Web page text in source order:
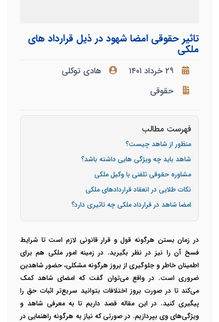
تاثیر حقوقی امضا شهود در ذیل قرارداد های
ملکی
۲۹ خرداد ۱۴۰۱
هادی توکلی
حقوقی
فهرست مطالب
منظور از شاهد چیست؟
شاهد باید چه ویژگی هایی داشته باشد؟
مشاوره حقوقی تلفنی با وکیل ملکی
نکات طلایی در انعقاد قراردادهای ملکی
امضا شاهد در قرارداد ملکی چه تاثیری دارد؟
در زمان بستن هرگونه قول و قرار قانونی لازم است تا شرایط
فسخ آن را نیز در نظر بگیرید. در زمینه امور ملکی هم برای
اطمینان خاطر و جلوگیری از بروز هرگونه مشکلی، حضور شاهدین
ضروری است. در واقع می‌توان گفت که امضای شاهد کمک
می‌کند تا در صورت بروز اختلافات بتوانید سریع‌تر اثبات حق را
پیگیری کنید. در این مقاله قصد داریم تا به معرفی شاهد و
ویژگی‌های وی بپردازیم. در صورتی که نیاز به هرگونه راهنمایی در